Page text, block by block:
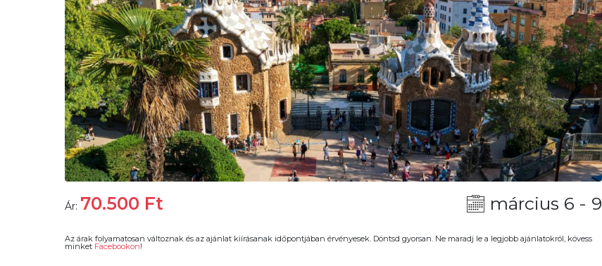
Ár: 70.500 Ft március 6 - 9
Az árak folyamatosan változnak és az ajánlat kiírásanak időpontjában érvényesek. Döntsd gyorsan. Ne maradj le a legjobb ajánlatokról, kövess
minket Facebookon!